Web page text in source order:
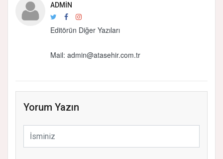
ADMIN
Editörün Diğer Yazıları
Mail: admin@atasehir.com.tr
Yorum Yazın